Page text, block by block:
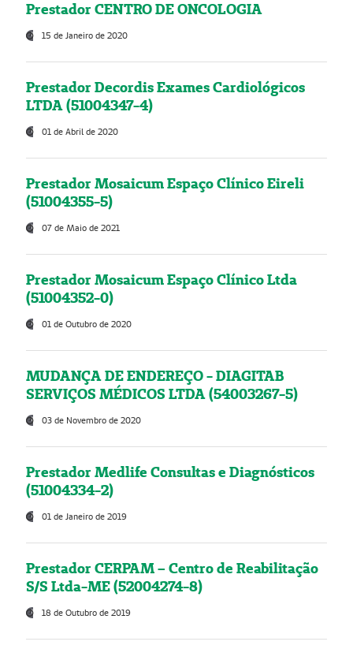
Prestador CENTRO DE ONCOLOGIA
15 de Janeiro de 2020
Prestador Decordis Exames Cardiológicos
LTDA (51004347-4)
01 de Abril de 2020
Prestador Mosaicum Espaço Clínico Eireli
(51004355-5)
07 de Maio de 2021
Prestador Mosaicum Espaço Clínico Ltda
(51004352-0)
01 de Outubro de 2020
MUDANÇA DE ENDEREÇO - DIAGITAB
SERVIÇOS MÉDICOS LTDA (54003267-5)
03 de Novembro de 2020
Prestador Medlife Consultas e Diagnósticos
(51004334-2)
01 de Janeiro de 2019
Prestador CERPAM – Centro de Reabilitação
S/S Ltda-ME (52004274-8)
18 de Outubro de 2019